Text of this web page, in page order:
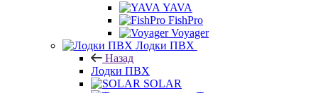
YAVA
FishPro
Voyager
Лодки ПВХ
Назад
Лодки ПВХ
SOLAR